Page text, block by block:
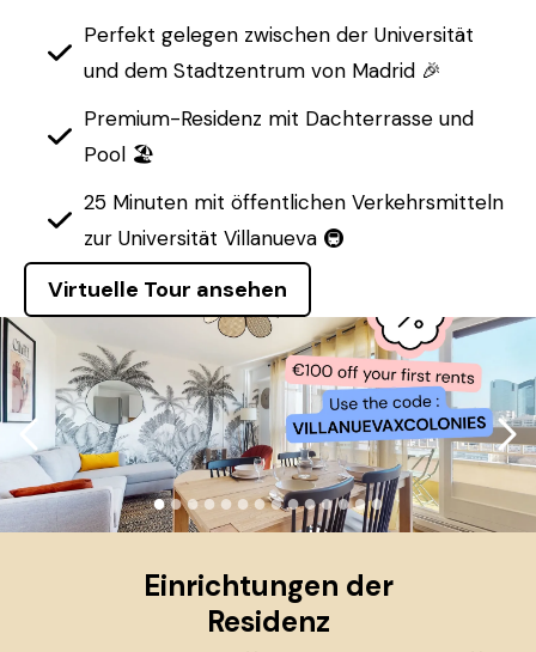
Perfekt gelegen zwischen der Universität
und dem Stadtzentrum von Madrid 🎉
Premium-Residenz mit Dachterrasse und
Pool 🏖️
25 Minuten mit öffentlichen Verkehrsmitteln
zur Universität Villanueva 🚇
Virtuelle Tour ansehen
●●●●●●●●●●●●●●
Einrichtungen der
Residenz